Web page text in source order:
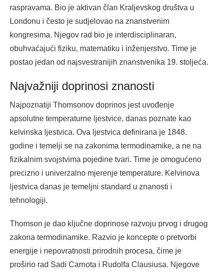
raspravama. Bio je aktivan član Kraljevskog društva u
Londonu i često je sudjelovao na znanstvenim
kongresima. Njegov rad bio je interdisciplinaran,
obuhvaćajući fiziku, matematiku i inženjerstvo. Time je
postao jedan od najsvestranijih znanstvenika 19. stoljeća.
Najvažniji doprinosi znanosti
Najpoznatiji Thomsonov doprinos jest uvođenje
apsolutne temperaturne ljestvice, danas poznate kao
kelvinska ljestvica. Ova ljestvica definirana je 1848.
godine i temelji se na zakonima termodinamike, a ne na
fizikalnim svojstvima pojedine tvari. Time je omogućeno
precizno i univerzalno mjerenje temperature. Kelvinova
ljestvica danas je temeljni standard u znanosti i
tehnologiji.
Thomson je dao ključne doprinose razvoju prvog i drugog
zakona termodinamike. Razvio je koncepte o pretvorbi
energije i nepovratnosti prirodnih procesa, čime je
proširio rad Sadi Carnota i Rudolfa Clausiusa. Njegove